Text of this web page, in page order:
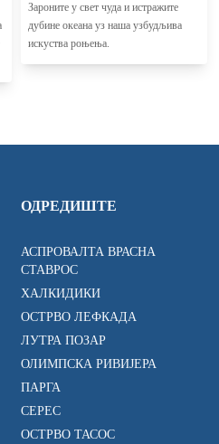
Зароните у свет чуда и истражите
дубине океана уз наша узбудљива
искуства роњења.
ОДРЕДИШТЕ
АСПРОВАЛТА ВРАСНА
СТАВРОС
ХАЛКИДИКИ
ОСТРВО ЛЕФКАДА
ЛУТРА ПОЗАР
ОЛИМПСКА РИВИЈЕРА
ПАРГА
СЕРЕС
ОСТРВО ТАСОС